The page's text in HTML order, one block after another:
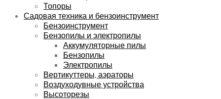
Топоры
Садовая техника и бензоинструмент
Бензоинструмент
Бензопилы и электропилы
Аккумуляторные пилы
Бензопилы
Электропилы
Вертикуттеры, аэраторы
Воздуходувные устройства
Высоторезы